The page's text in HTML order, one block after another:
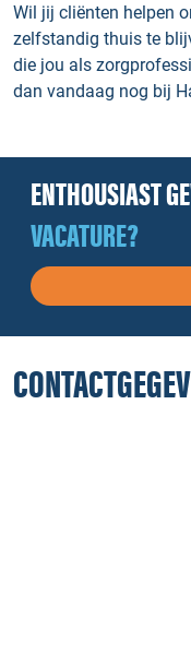
Wil jij cliënten helpen
zelfstandig thuis te
die jou als
dan vandaag nog bij
ENTHOUSIAST
VACATURE?